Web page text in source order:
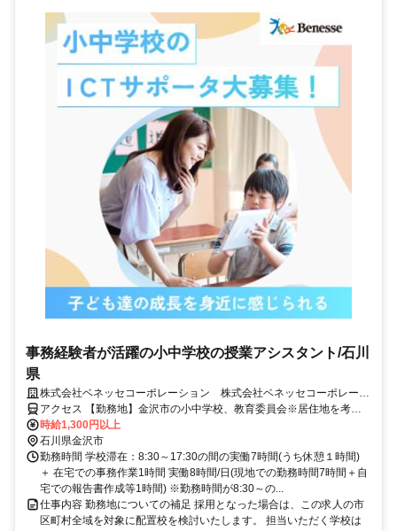
事務経験者が活躍の小中学校の授業アシスタント/石川
県
株式会社ベネッセコーポレーション 株式会社ベネッセコーポレーシ
ョン(石川県金沢市森山2丁目)
アクセス 【勤務地】金沢市の小中学校、教育委員会※居住地を考慮
の上、決定 ＜採用となった場合は、この求人の市区町村全域を対象
に配置校を検討いたします。担当いただく学校は複数校となる場合も
ございますが、通勤エリアや居住地を考慮し、無理のない範囲でご勤
務いただけるよう、最終的にはご相談の上で決定いたします。＞
時給1,300円以上
石川県金沢市
勤務時間 学校滞在：8:30～17:30の間の実働7時間(うち休憩１時間)
＋ 在宅での事務作業1時間 実働8時間/日(現地での勤務時間7時間＋自
宅での報告書作成等1時間) ※勤務時間が8:30～の...
仕事内容 勤務地についての補足 採用となった場合は、この求人の市
区町村全域を対象に配置校を検討いたします。 担当いただく学校は